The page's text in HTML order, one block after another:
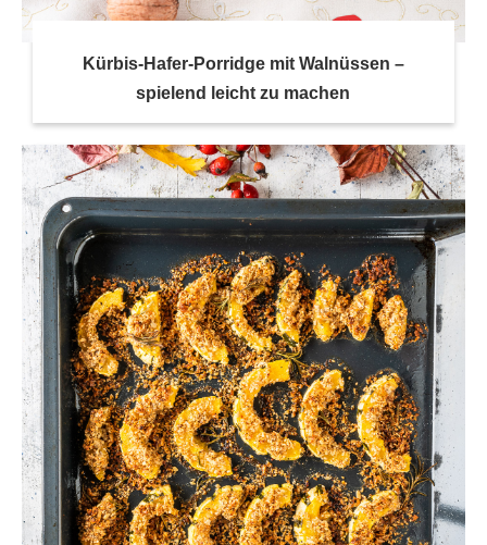
Kürbis-Hafer-Porridge mit Walnüssen –
spielend leicht zu machen